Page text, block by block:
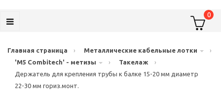
0
Главная страница › Металлические кабельные лотки
›
'M5 Combitech' - метизы
› Такелаж
›
Держатель для крепления трубы к балке 15-20 мм диаметр
22-30 мм гориз.монт.